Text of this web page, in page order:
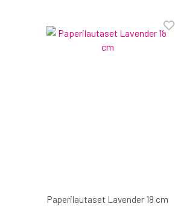
Paperilautaset Lavender 18 cm